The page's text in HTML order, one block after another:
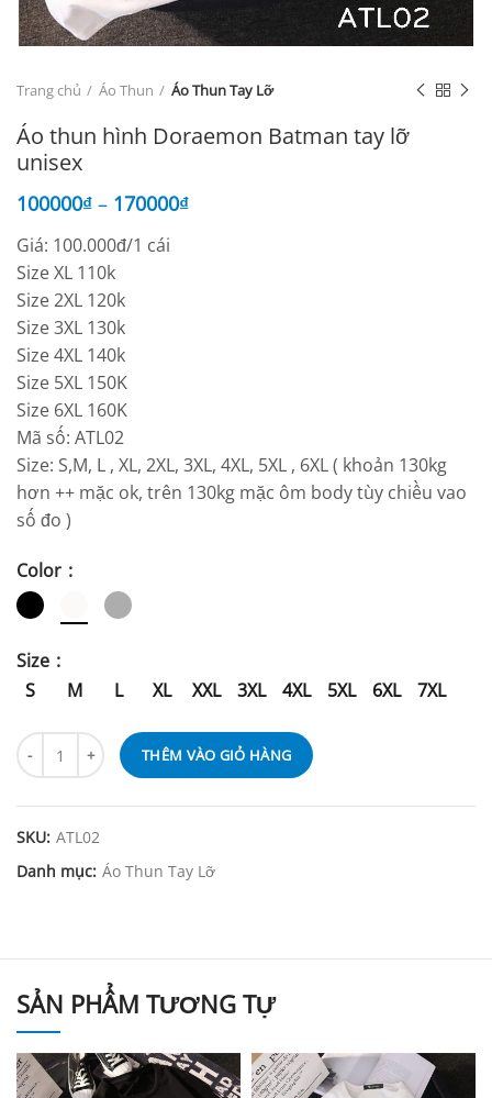
Trang chủ Áo Thun Áo Thun Tay Lỡ
Áo thun hình Doraemon Batman tay lỡ
unisex
100000₫ – 170000₫
Giá: 100.000đ/1 cái
Size XL 110k
Size 2XL 120k
Size 3XL 130k
Size 4XL 140k
Size 5XL 150K
Size 6XL 160K
Mã số: ATL02
Size: S,M, L , XL, 2XL, 3XL, 4XL, 5XL , 6XL ( khoản 130kg
hơn ++ mặc ok, trên 130kg mặc ôm body tùy chiều vao
số đo )
Color
Size
S
M L XL XXL 3XL 4XL 5XL 6XL 7XL
THÊM VÀO GIỎ HÀNG
SKU: ATL02
Danh mục: Áo Thun Tay Lỡ
SẢN PHẨM TƯƠNG TỰ